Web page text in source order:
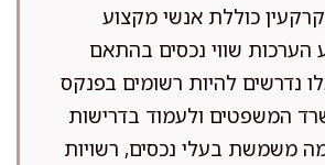
כוללת אנשי מקצוע
הערכות שווי נכסים בהתאם
נדרשים להיות רשומים בפנקס
המשפטים ולעמוד בדרישות
משמשת בעלי נכסים, רשויות